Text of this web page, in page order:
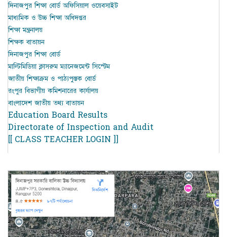
দিনাজপুর শিক্ষা বোর্ড অফিসিয়াল ওয়েবসাইট
মাধ্যমিক ও উচ্চ শিক্ষা অধিদপ্তর
শিক্ষা মন্ত্রনালয়
শিক্ষক বাতায়ন
দিনাজপুর শিক্ষা বোর্ড
মাল্টিমিডিয়া ক্লাসরুম ম্যানেজমেন্ট সিস্টেম
জাতীয় শিক্ষাক্রম ও পাঠ্যপুস্তক বোর্ড
রংপুর বিভাগীয় কমিশনারের কার্যালয়
বাংলাদেশ জাতীয় তথ্য বাতায়ন
Education Board Results
Directorate of Inspection and Audit
[[ CLASS TEACHER LOGIN ]]